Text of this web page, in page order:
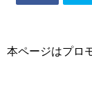
本ページはプロ